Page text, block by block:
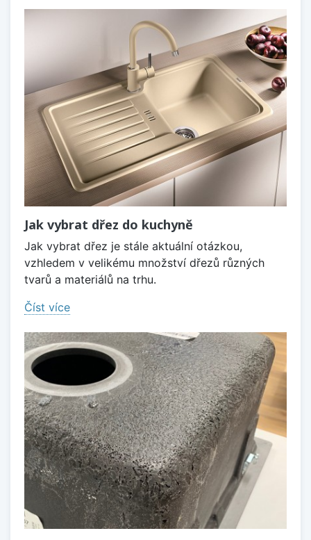
Jak vybrat dřez do kuchyně
Jak vybrat dřez je stále aktuální otázkou,
vzhledem v velikému množství dřezů různých
tvarů a materiálů na trhu.
Číst více